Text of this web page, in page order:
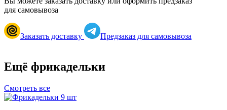
для самовывоза
Заказать доставку Предзаказ для самовывоза
Ещё фрикадельки
Смотреть все